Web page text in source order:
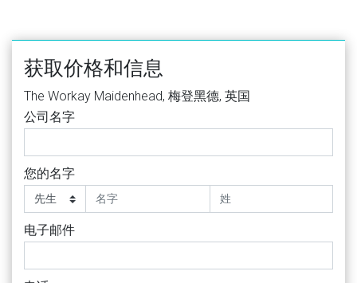
获取价格和信息
The Workay Maidenhead, 梅登黑德, 英国
公司名字
您的名字
电子邮件